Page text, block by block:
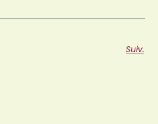
Suiv.